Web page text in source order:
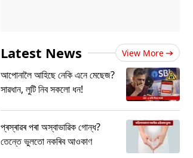
Latest News View More
আপোনালৈ আহিছে নেকি এনে মেছেজ?
সাৱধান, লুটি নিব সকলো ধন!
প্ৰস্ৰাৱৰ পৰা অস্বাভাৱিক গোন্ধ?
তেন্তে ভুলতো নকৰিব আওকাণ